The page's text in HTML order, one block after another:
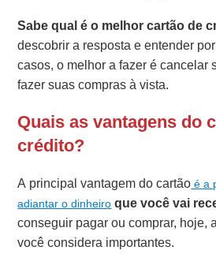
Sabe qual é o melhor cartão de
descobrir a resposta e entender
casos, o melhor a fazer é cancelar
fazer suas compras à vista.
Quais as vantagens do
crédito?
A principal vantagem do cartão é a
adiantar o dinheiro que você vai
conseguir pagar ou comprar, hoje,
você considera importantes.